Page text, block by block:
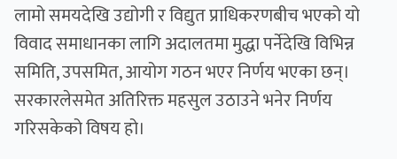
लामो समयदेखि उद्योगी र विद्युत प्राधिकरणबीच भएको यो
विवाद समाधानका लागि अदालतमा मुद्धा पर्नेदेखि विभिन्न
समिति, उपसमित, आयोग गठन भएर निर्णय भएका छन्।
सरकारलेसमेत अतिरिक्त महसुल उठाउने भनेर निर्णय
गरिसकेको विषय हो।